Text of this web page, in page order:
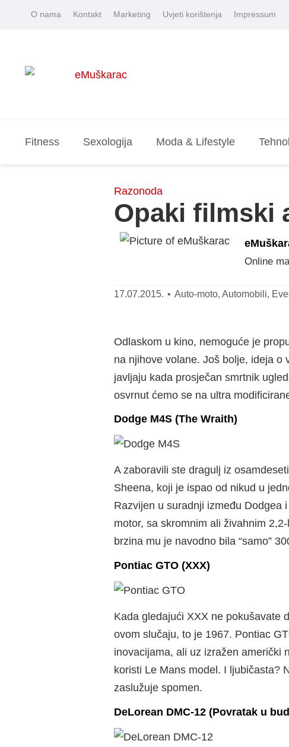
O nama Kontakt Marketing Uvjeti korištenja Impressum
Fitness Sexologija Moda & Lifestyle
Razonoda
Opaki filmski
Online
17.07.2015. • Auto-moto, Automobili,
Odlaskom u kino, nemoguće je
na njihove volane. Još bolje, ideja o
javljaju kada prosječan smrtnik
osvrnut ćemo se na ultra
Dodge M4S (The Wraith)
A zaboravili ste dragulj iz
Sheena, koji je ispao od nikud u
Razvijen u suradnji između Dodgea
motor, sa skromnim ali živahnim
brzina mu je navodno bila “samo”
Pontiac GTO (XXX)
Kada gledajući XXX ne pokušavate
ovom slučaju, to je 1967. Pontiac
inovacijama, ali uz izražen američki
koristi Le Mans model. I ljubičasta?
zaslužuje spomen.
DeLorean DMC-12 (Povratak u